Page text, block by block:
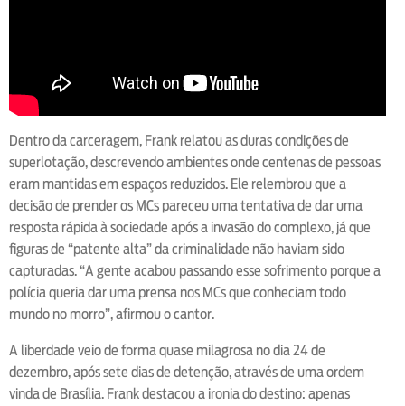
Dentro da carceragem, Frank relatou as duras condições de
superlotação, descrevendo ambientes onde centenas de pessoas
eram mantidas em espaços reduzidos. Ele relembrou que a
decisão de prender os MCs pareceu uma tentativa de dar uma
resposta rápida à sociedade após a invasão do complexo, já que
figuras de “patente alta” da criminalidade não haviam sido
capturadas. “A gente acabou passando esse sofrimento porque a
polícia queria dar uma prensa nos MCs que conheciam todo
mundo no morro”, afirmou o cantor.
A liberdade veio de forma quase milagrosa no dia 24 de
dezembro, após sete dias de detenção, através de uma ordem
vinda de Brasília. Frank destacou a ironia do destino: apenas